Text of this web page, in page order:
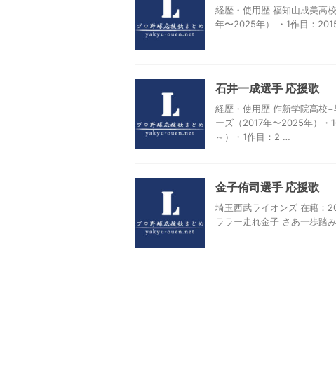
経歴・使用歴 福知山成美高
年〜2025年） ・1作目：
石井一成選手 応援歌
経歴・使用歴 作新学院高校
ーズ（2017年〜2025年）・
～）・1作目：2 …
金子侑司選手 応援歌
埼玉西武ライオンズ 在籍：
ララー走れ金子 さあ一歩踏